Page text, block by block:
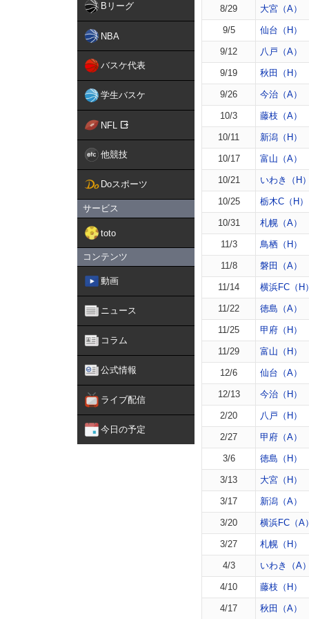
Bリーグ
NBA
バスケ代表
学生バスケ
NFL
他競技
Doスポーツ
サービス
toto
コンテンツ
動画
ニュース
コラム
公式情報
ライブ配信
今日の予定
8/29 大宮（A）
9/5 仙台（H）
9/12 八戸（A）
9/19 秋田（H）
9/26 今治（A）
10/3 藤枝（A）
10/11 新潟（H）
10/17 富山（A）
10/21 いわき（H
10/25 栃木C（H）
10/31 札幌（A）
11/3 鳥栖（H）
11/8 磐田（A）
11/14 横浜FC（H
11/22 徳島（A）
11/25 甲府（H）
11/29 富山（H）
12/6 仙台（A）
12/13 今治（H）
2/20 八戸（H）
2/27 甲府（A）
3/6 徳島（H）
3/13 大宮（H）
3/17 新潟（A）
3/20 横浜FC（A
3/27 札幌（H）
4/3 いわき（A
4/10 藤枝（H）
4/17 秋田（A）